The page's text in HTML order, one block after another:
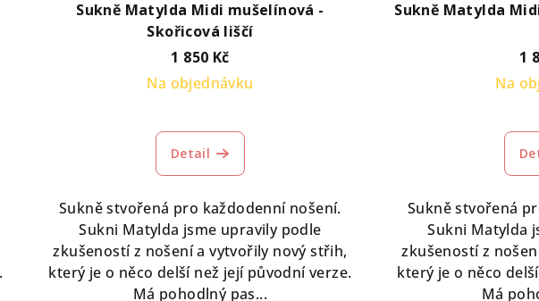
Sukně Matylda Midi mušelínová -
Skořicová liščí
1 850 Kč
Na objednávku
Detail
Sukně stvořená pro každodenní nošení.
Sukni Matylda jsme upravily podle
zkušeností z nošení a vytvořily nový střih,
který je o něco delší než její původní verze.
Má pohodlný pas...
Sukně Matylda
1
Na
Sukně stvořená
Sukni Matylda
zkušeností z
který je o něco
Má